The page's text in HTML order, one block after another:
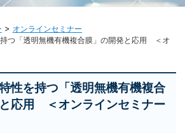
オンラインセミナー
つ「透明無機有機複合膜」の開発と応用 ＜オ
性を持つ「透明無機有機複合
応用 ＜オンラインセミナー